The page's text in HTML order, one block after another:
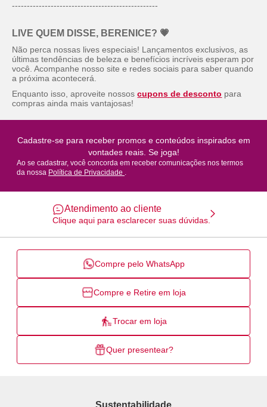
-------------------------------------------------
LIVE QUEM DISSE, BERENICE? 💗
Não perca nossas lives especiais! Lançamentos exclusivos, as
últimas tendências de beleza e benefícios incríveis esperam por
você. Acompanhe nosso site e redes sociais para saber quando
a próxima acontecerá.
Enquanto isso, aproveite nossoscupons de desconto para
compras ainda mais vantajosas!
Cadastre-se para receber promos e conteúdos inspirados em
vontades reais. Se joga!
Ao se cadastrar, você concorda em receber comunicações nos termos
da nossa Política de Privacidade .
Atendimento ao cliente
Clique aqui para esclarecer suas dúvidas.
Compre pelo WhatsApp
Compre e Retire em loja
Trocar em loja
Quer presentear?
Sustentabilidade